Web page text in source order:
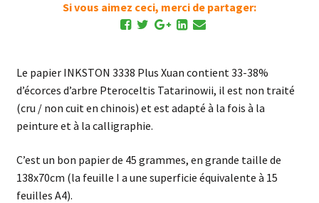
Si vous aimez ceci, merci de partager:
Le papier INKSTON 3338 Plus Xuan contient 33-38%
d’écorces d’arbre Pteroceltis Tatarinowii, il est non traité
(cru / non cuit en chinois) et est adapté à la fois à la
peinture et à la calligraphie.
C’est un bon papier de 45 grammes, en grande taille de
138x70cm (la feuille I a une superficie équivalente à 15
feuilles A4).